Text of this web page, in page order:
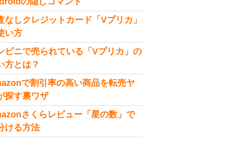
なしクレジットカード「Vプリカ」
い方
ビニで売られている「Vプリカ」の
方とは？
で割引率の高い商品を転売ヤ
探す裏ワザ
さくらレビュー「星の数」で
ける方法